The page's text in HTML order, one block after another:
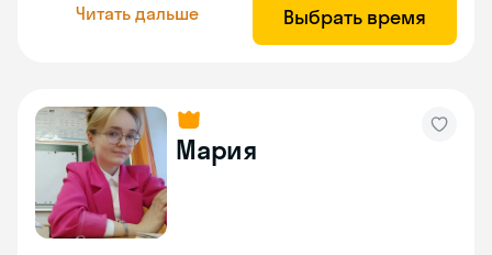
Читать дальше Выбрать время
Мария